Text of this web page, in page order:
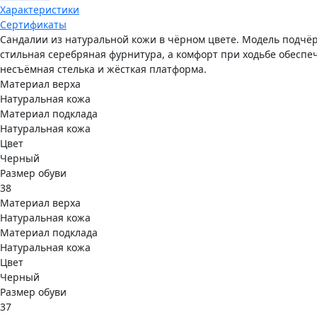
Характеристики
Сертификаты
Сандалии из натуральной кожи в чёрном цвете. Модель
стильная серебряная фурнитура, а комфорт при ходьбе
несъёмная стелька и жёсткая платформа.
Материал верха
Натуральная кожа
Материал подклада
Натуральная кожа
Цвет
Черный
Размер обуви
38
Материал верха
Натуральная кожа
Материал подклада
Натуральная кожа
Цвет
Черный
Размер обуви
37